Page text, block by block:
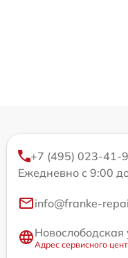
+7 (495) 023-41-
Ежедневно с 9:00
info@franke-
Адрес сервисного